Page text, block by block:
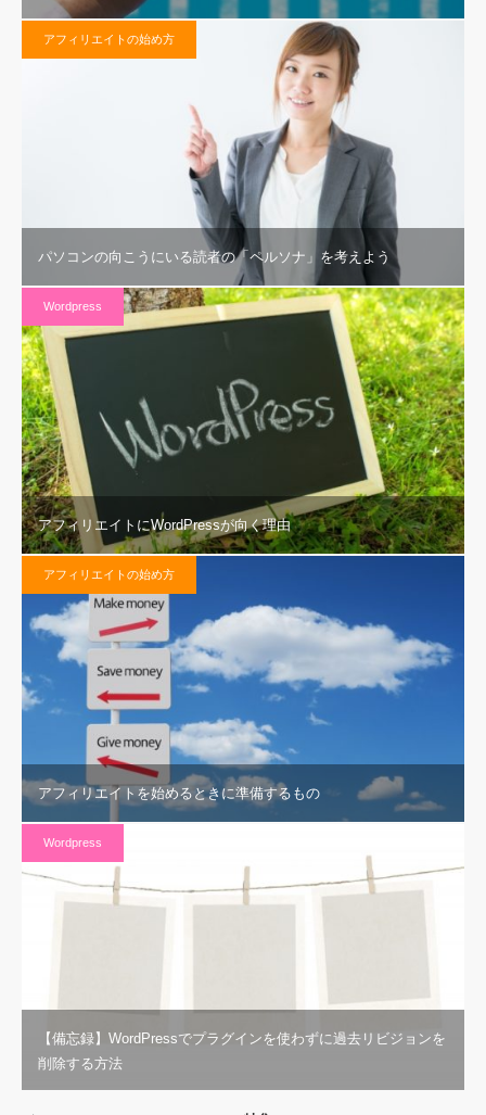
アフィリエイトの始め方
パソコンの向こうにいる読者の「ペルソナ」を考えよう
Wordpress
アフィリエイトにWordPressが向く理由
アフィリエイトの始め方
アフィリエイトを始めるときに準備するもの
Wordpress
【備忘録】WordPressでプラグインを使わずに過去リビジョンを
削除する方法